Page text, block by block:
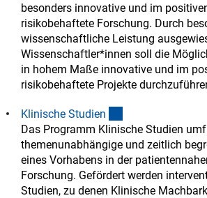
besonders innovative und im
risikobehaftete Forschung. Durch
wissenschaftliche Leistung
Wissenschaftler*innen soll die
in hohem Maße innovative und im
risikobehaftete Projekte
Klinische Studien
Das Programm Klinische Studien
themenunabhängige und zeitlich
eines Vorhabens in der
Forschung. Gefördert werden
Studien, zu denen Klinische